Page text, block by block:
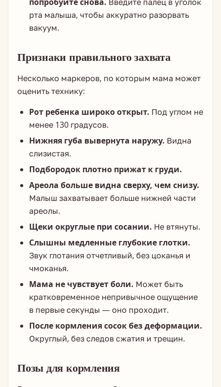
рта малыша, чтобы аккуратно разорвать
вакуум.
Признаки правильного захвата
Несколько маркеров, по которым мама может
оценить технику:
Рот ребенка широко открыт. Под углом не
менее 130 градусов.
Нижняя губа вывернута наружу. Видна
слизистая.
Подбородок плотно прижат к груди.
Ареола больше видна сверху, чем снизу.
Малыш захватывает больше нижней части
ареолы.
Щеки округлые при сосании. Не втянуты.
Слышны медленные глубокие глотки.
Звук глотания отчетливый, без цоканья и
чмоканья.
Мама не чувствует боли. Может быть
кратковременное непривычное ощущение
в первые секунды — оно проходит.
После кормления сосок без деформации.
Округлый, без следов сжатия и трещин.
Позы для кормления